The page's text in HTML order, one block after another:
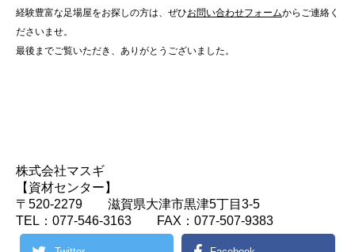
経験豊富な足場屋をお探しの方は、ぜひお問い合わせフォームからご連絡く
ださいませ。
最後までご覧いただき、ありがとうございました。
株式会社マスギ
【資材センター】
〒520-2279 滋賀県大津市黒津5丁目3-5
TEL：077-546-3163 FAX：077-507-9383